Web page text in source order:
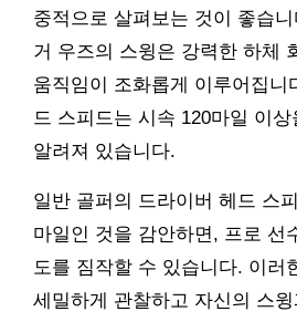
중적으로 살펴보는 것이 좋습니
거 우즈의 스윙은 강력한 하체
움직임이 조화롭게 이루어집니
드 스피드는 시속 120마일 이
알려져 있습니다.
일반 골퍼의 드라이버 헤드 스
마일인 것을 감안하면, 프로 선
도를 짐작할 수 있습니다. 이러
세밀하게 관찰하고 자신의 스